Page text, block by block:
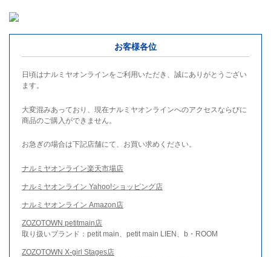
お客様各位
日頃はナルミヤオンラインをご利用いただき、誠にありがとうござい
ます。
大変混みあっており、現在ナルミヤオンラインへのアクセスならびに
商品のご購入ができません。
お急ぎの場合は下記店舗にて、お買い求めください。
ナルミヤオンライン楽天市場店
ナルミヤオンライン Yahoo!ショッピング店
ナルミヤオンライン Amazon店
ZOZOTOWN petitmain店
取り扱いブランド：petit main、petit main LIEN、b・ROOM
ZOZOTOWN X-girl Stages店